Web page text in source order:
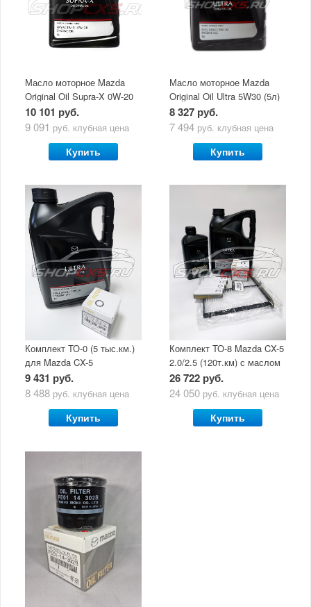
Масло моторное Mazda
Original Oil Supra-X 0W-20
(5 л)
10 101 руб.
9 091 руб. клубная цена
Купить
Масло моторное Mazda
Original Oil Ultra 5W30 (5л)
8 327 руб.
7 494 руб. клубная цена
Купить
Комплект ТО-0 (5 тыс.км.)
для Mazda CX-5
(двигатель 2.0/2.5) с
маслом Mazda Original Oil
9 431 руб.
8 488 руб. клубная цена
Купить
Комплект ТО-8 Mazda CX-5
2.0/2.5 (120т.км) с маслом
Mazda Original Oil Ultra
5W30
26 722 руб.
24 050 руб. клубная цена
Купить